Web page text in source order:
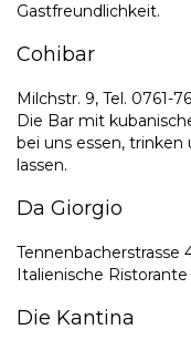
Gastfreundlichkeit.
Cohibar
Milchstr. 9, Tel. 0761-
Die Bar mit
bei uns essen,
lassen.
Da Giorgio
Tennenbacherstrasse
Italienische Ristorante
Die Kantina